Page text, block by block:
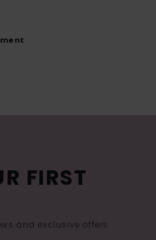
FIRST
and exclusive offers.